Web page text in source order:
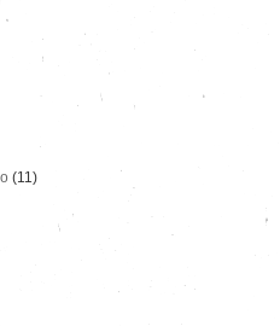
(11)